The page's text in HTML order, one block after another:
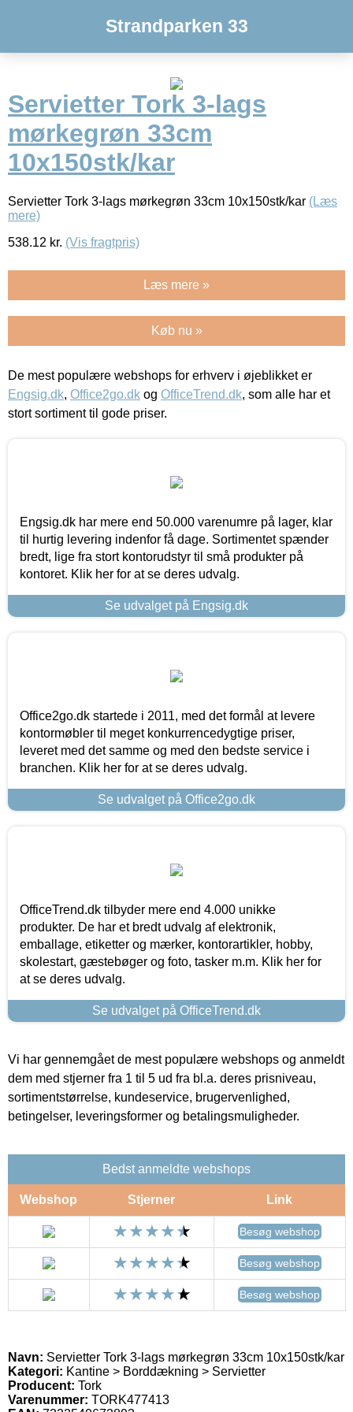
Strandparken 33
Servietter Tork 3-lags
mørkegrøn 33cm
10x150stk/kar
Servietter Tork 3-lags mørkegrøn 33cm 10x150stk/kar (Læs
mere)
538.12 kr. (Vis fragtpris)
Læs mere »
Køb nu »
De mest populære webshops for erhverv i øjeblikket er
Engsig.dk, Office2go.dk og OfficeTrend.dk, som alle har et
stort sortiment til gode priser.
Engsig.dk har mere end 50.000 varenumre på lager, klar
til hurtig levering indenfor få dage. Sortimentet spænder
bredt, lige fra stort kontorudstyr til små produkter på
kontoret. Klik her for at se deres udvalg.
Se udvalget på Engsig.dk
Office2go.dk startede i 2011, med det formål at levere
kontormøbler til meget konkurrencedygtige priser,
leveret med det samme og med den bedste service i
branchen. Klik her for at se deres udvalg.
Se udvalget på Office2go.dk
OfficeTrend.dk tilbyder mere end 4.000 unikke
produkter. De har et bredt udvalg af elektronik,
emballage, etiketter og mærker, kontorartikler, hobby,
skolestart, gæstebøger og foto, tasker m.m. Klik her for
at se deres udvalg.
Se udvalget på OfficeTrend.dk
Vi har gennemgået de mest populære webshops og anmeldt
dem med stjerner fra 1 til 5 ud fra bl.a. deres prisniveau,
sortimentstørrelse, kundeservice, brugervenlighed,
betingelser, leveringsformer og betalingsmuligheder.
Bedst anmeldte webshops
Webshop Stjerner Link
Besøg webshop
Besøg webshop
Besøg webshop
Navn: Servietter Tork 3-lags mørkegrøn 33cm 10x150stk/kar
Kategori: Kantine > Borddækning > Servietter
Producent: Tork
Varenummer: TORK477413